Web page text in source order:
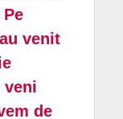
venit
veni
de